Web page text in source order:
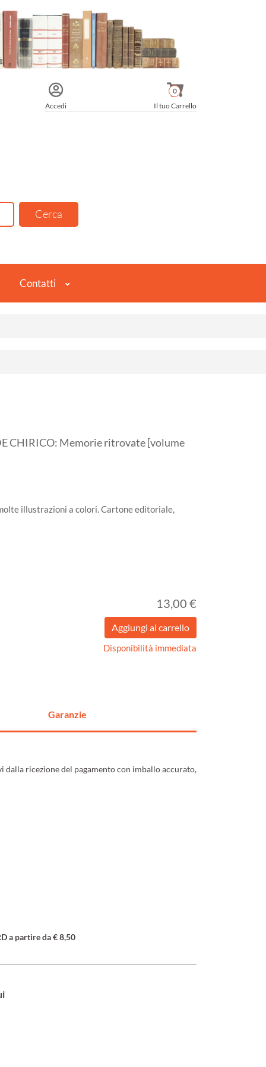
Accedi Il tuo Carrello
0
Contatti
CHIRICO: Memorie ritrovate [volume
illustrazioni a colori. Cartone editoriale,
13,00 €
Disponibilità immediata
Garanzie
ricezione del pagamento con imballo accurato,
a partire da € 8,50